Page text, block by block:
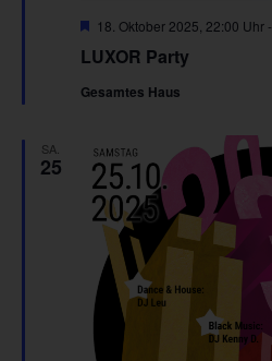
LUXOR Party
Hervorgehoben
18. Oktober 2025, 22:00 Uhr-
Gesamtes Haus
SA.
25